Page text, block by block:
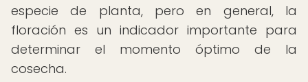
especie de planta, pero en general, la
floración es un indicador importante para
determinar el momento óptimo de la
cosecha.